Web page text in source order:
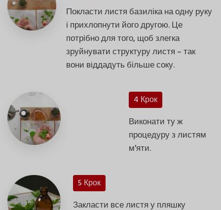
Покласти листя базиліка на одну руку
і прихлопнути його другою. Це
потрібно для того, щоб злегка
зруйнувати структуру листя – так
вони віддадуть більше соку.
4 Крок
Виконати ту ж
процедуру з листям
м'яти.
5 Крок
Закласти все листя у пляшку